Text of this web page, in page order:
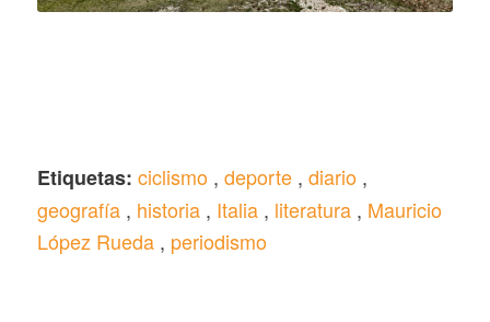
Etiquetas: ciclismo, deporte, diario,
geografía, historia, Italia, literatura, Mauricio
López Rueda, periodismo